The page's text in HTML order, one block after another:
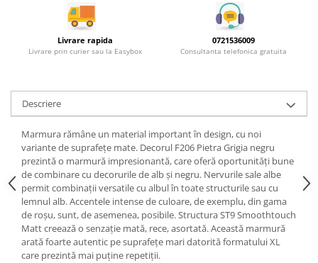
Picioare si rotile mobilier
Picioare mobilier
Rotile mobilier
Cosuri Jolly si coloane
Livrare rapida
Livrare prin curier sau la Easybox
0721536009
Consultanta telefonica gratuita
Descriere
Marmura rămâne un material important în design, cu noi
variante de suprafețe mate. Decorul F206 Pietra Grigia negru
prezintă o marmură impresionantă, care oferă oportunități bune
de combinare cu decorurile de alb și negru. Nervurile sale albe
permit combinații versatile cu albul în toate structurile sau cu
lemnul alb. Accentele intense de culoare, de exemplu, din gama
de roșu, sunt, de asemenea, posibile. Structura ST9 Smoothtouch
Matt creează o senzație mată, rece, asortată. Această marmură
arată foarte autentic pe suprafețe mari datorită formatului XL
care prezintă mai puține repetiții.